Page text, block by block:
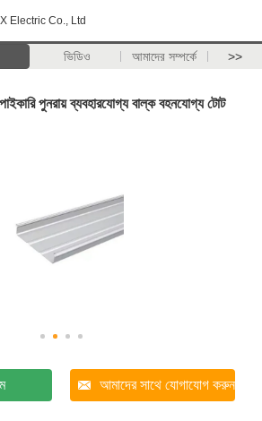
Electric Co., Ltd
ভিডিও আমাদের সম্পর্কে >>
পুনরায় ব্যবহারযোগ্য বাল্ক বহনযোগ্য টোট
আমাদের সাথে যোগাযোগ করুন